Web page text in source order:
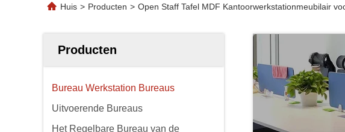
Huis > Producten > Open Staff Tafel MDF Kantoorwerkstationmeubilair
Producten
Bureau Werkstation Bureaus
Uitvoerende Bureaus
Het Regelbare Bureau van de